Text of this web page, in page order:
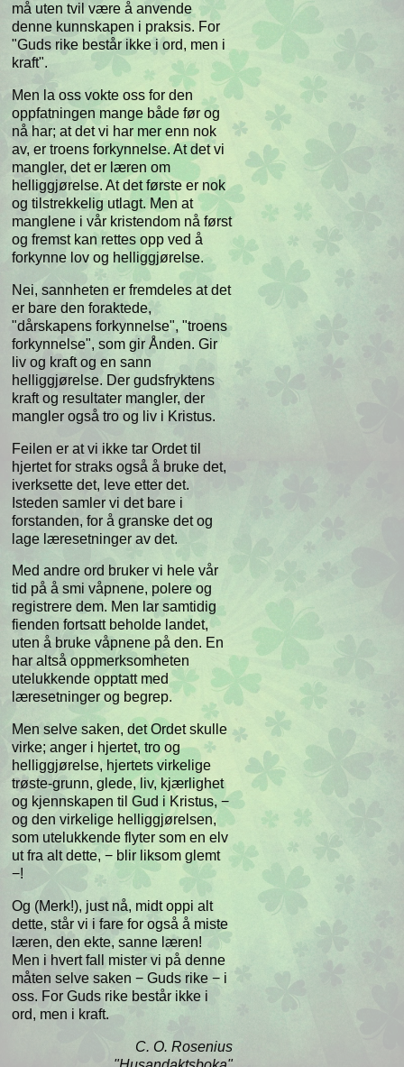
må uten tvil være å anvende
denne kunnskapen i praksis. For
"Guds rike består ikke i ord, men i
kraft".
Men la oss vokte oss for den
oppfatningen mange både før og
nå har; at det vi har mer enn nok
av, er troens forkynnelse. At det vi
mangler, det er læren om
helliggjørelse. At det første er nok
og tilstrekkelig utlagt. Men at
manglene i vår kristendom nå først
og fremst kan rettes opp ved å
forkynne lov og helliggjørelse.
Nei, sannheten er fremdeles at det
er bare den foraktede,
"dårskapens forkynnelse", "troens
forkynnelse", som gir Ånden. Gir
liv og kraft og en sann
helliggjørelse. Der gudsfryktens
kraft og resultater mangler, der
mangler også tro og liv i Kristus.
Feilen er at vi ikke tar Ordet til
hjertet for straks også å bruke det,
iverksette det, leve etter det.
Isteden samler vi det bare i
forstanden, for å granske det og
lage læresetninger av det.
Med andre ord bruker vi hele vår
tid på å smi våpnene, polere og
registrere dem. Men lar samtidig
fienden fortsatt beholde landet,
uten å bruke våpnene på den. En
har altså oppmerksomheten
utelukkende opptatt med
læresetninger og begrep.
Men selve saken, det Ordet skulle
virke; anger i hjertet, tro og
helliggjørelse, hjertets virkelige
trøste-grunn, glede, liv, kjærlighet
og kjennskapen til Gud i Kristus, −
og den virkelige helliggjørelsen,
som utelukkende flyter som en elv
ut fra alt dette, − blir liksom glemt
−!
Og (Merk!), just nå, midt oppi alt
dette, står vi i fare for også å miste
læren, den ekte, sanne læren!
Men i hvert fall mister vi på denne
måten selve saken − Guds rike − i
oss. For Guds rike består ikke i
ord, men i kraft.
C. O. Rosenius